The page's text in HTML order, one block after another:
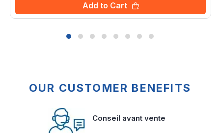
Add to Cart
OUR CUSTOMER BENEFITS
Conseil avant vente